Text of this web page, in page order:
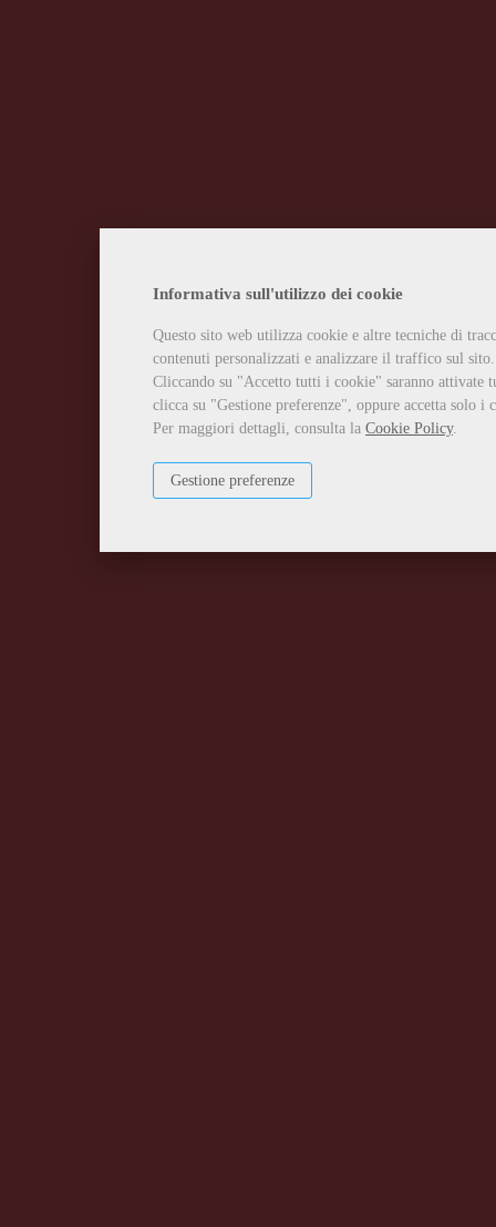
Informativa sull'utilizzo dei cookie
Questo sito web utilizza cookie e altre tecniche di
contenuti personalizzati e analizzare il traffico sul sito.
Cliccando su "Accetto tutti i cookie" saranno attivate
clicca su "Gestione preferenze", oppure accetta solo
Per maggiori dettagli, consulta la Cookie Policy.
Gestione preferenze